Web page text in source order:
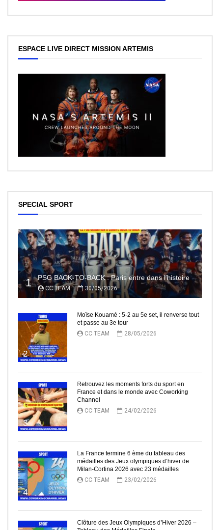
ESPACE LIVE DIRECT MISSION ARTEMIS
SPECIAL SPORT
1 PSG BACK-TO-BACK : Paris entre dans l’histoire
CC TEAM 30/05/2026
2
Moïse Kouamé : 5-2 au 5e set, il renverse tout
et passe au 3e tour
CC TEAM
28/05/2026
3
Retrouvez les moments forts du sport en
France et dans le monde avec Coworking
Channel
CC TEAM
24/02/2026
4
La France termine 6 ème du tableau des
médailles des Jeux olympiques d’hiver de
Milan-Cortina 2026 avec 23 médailles
CC TEAM
23/02/2026
Clôture des Jeux Olympiques d’Hiver 2026 –